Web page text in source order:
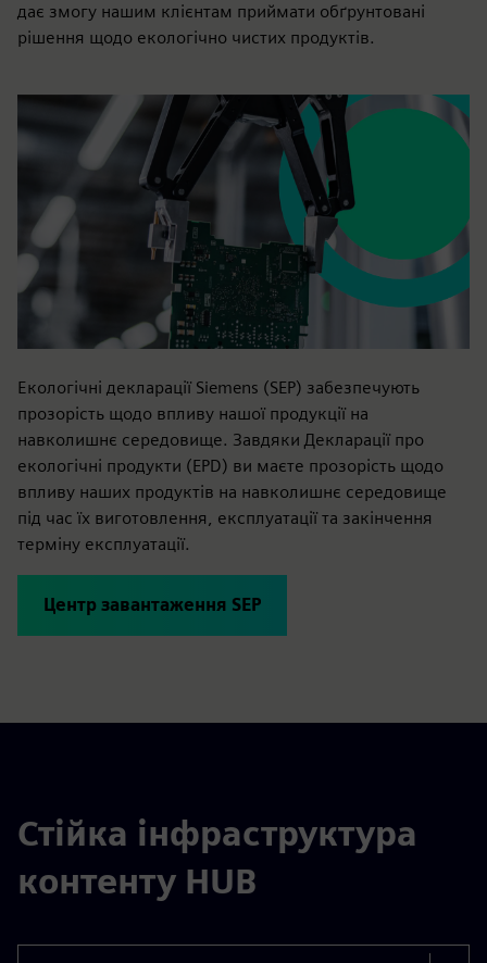
дає змогу нашим клієнтам приймати обґрунтовані
рішення щодо екологічно чистих продуктів.
Екологічні декларації Siemens (SEP) забезпечують
прозорість щодо впливу нашої продукції на
навколишнє середовище. Завдяки Декларації про
екологічні продукти (EPD) ви маєте прозорість щодо
впливу наших продуктів на навколишнє середовище
під час їх виготовлення, експлуатації та закінчення
терміну експлуатації.
Центр завантаження SEP
Стійка інфраструктура
контенту HUB